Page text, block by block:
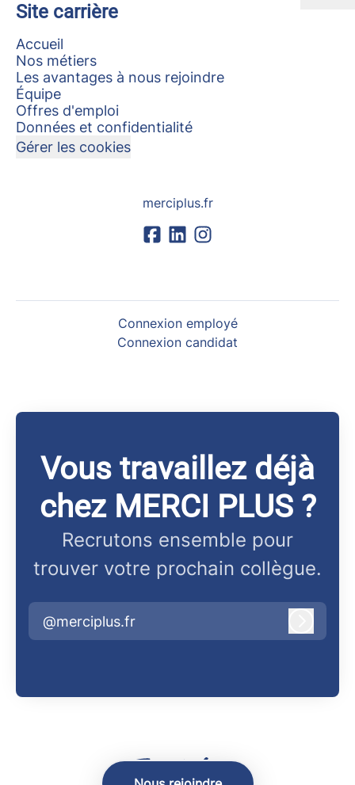
Site carrière
Accueil
Nos métiers
Les avantages à nous rejoindre
Équipe
Offres d'emploi
Données et confidentialité
Gérer les cookies
merciplus.fr
Connexion employé
Connexion candidat
Vous travaillez déjà
chez MERCI PLUS ?
Recrutons ensemble pour
trouver votre prochain collègue.
@merciplus.fr